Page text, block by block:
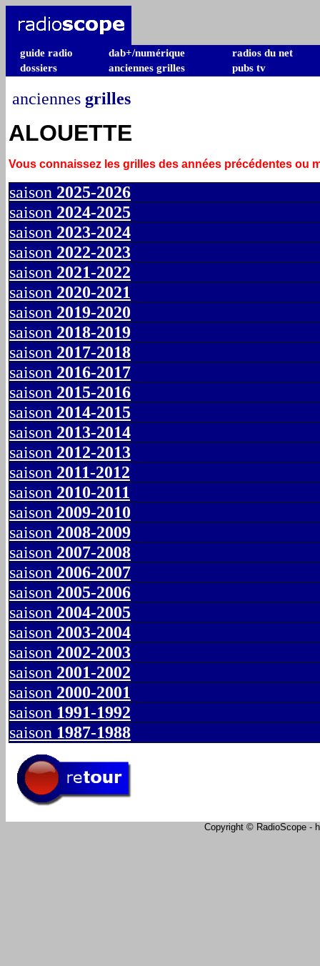
guide radio dab+/numérique
radios du net
dossiers
anciennes grilles pubs tv
anciennes grilles
ALOUETTE
Vous connaissez les grilles des années précédentes ou
saison 2025-2026
saison 2024-2025
saison 2023-2024
saison 2022-2023
saison 2021-2022
saison 2020-2021
saison 2019-2020
saison 2018-2019
saison 2017-2018
saison 2016-2017
saison 2015-2016
saison 2014-2015
saison 2013-2014
saison 2012-2013
saison 2011-2012
saison 2010-2011
saison 2009-2010
saison 2008-2009
saison 2007-2008
saison 2006-2007
saison 2005-2006
saison 2004-2005
saison 2003-2004
saison 2002-2003
saison 2001-2002
saison 2000-2001
saison 1991-1992
saison 1987-1988
Copyright © RadioScope -